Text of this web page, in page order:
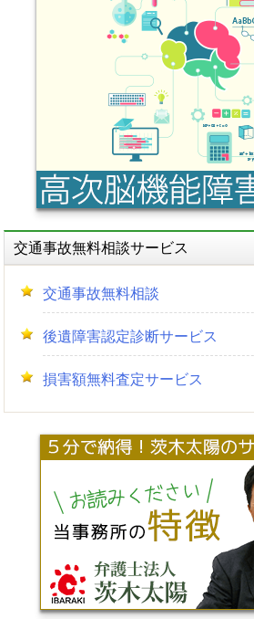
交通事故無料相談サービス
交通事故無料相談
後遺障害認定診断サービス
損害額無料査定サービス